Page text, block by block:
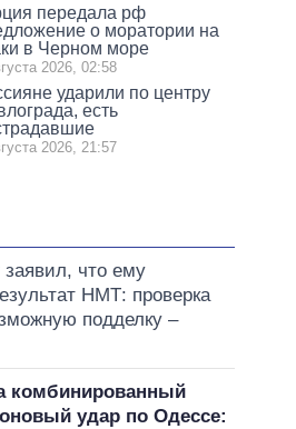
передала рф
о моратории на
в Черном море
2026, 02:58
ударили по центру
есть
2026, 21:57
что ему
НМТ: проверка
подделку –
комбинированный
удар по Одессе: